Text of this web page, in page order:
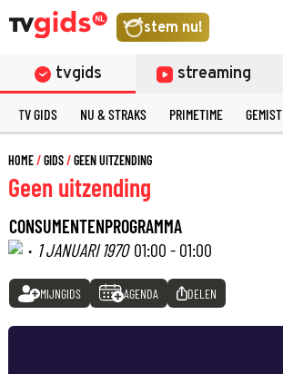
stem nu!
tvgids streaming
TV GIDS NU & STRAKS PRIMETIME GEMIST
HOME GIDS GEEN UITZENDING
Geen uitzending
CONSUMENTENPROGRAMMA
· 1 JANUARI 1970 01:00 - 01:00
MIJNGIDS AGENDA DELEN